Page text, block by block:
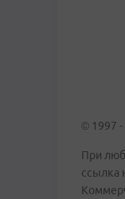
© 1997 -
При
ссылка